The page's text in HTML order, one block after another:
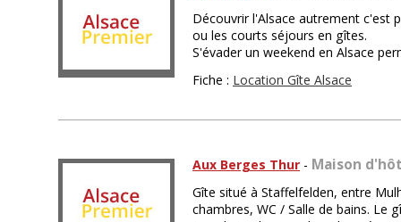
Découvrir l'Alsace autrement c'est
ou les courts séjours en gîtes.
S'évader un weekend en Alsace
Fiche : Location Gîte Alsace
Aux Berges Thur - Maison
Gîte situé à Staffelfelden, entre
chambres, WC / Salle de bains. Le